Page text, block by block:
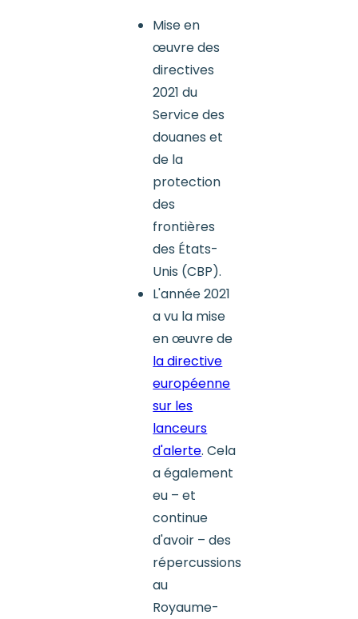
Mise en
œuvre des
directives
2021 du
Service des
douanes et
de la
protection
des
frontières
des États-
Unis (CBP).
L'année 2021
a vu la mise
en œuvre de
la directive
européenne
sur les
lanceurs
d'alerte. Cela
a également
eu – et
continue
d'avoir – des
répercussions
au
Royaume-